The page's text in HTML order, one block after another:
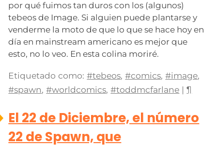
por qué fuimos tan duros con los (algunos)
tebeos de Image. Si alguien puede plantarse y
venderme la moto de que lo que se hace hoy en
día en mainstream americano es mejor que
esto, no lo veo. En esta colina moriré.
Etiquetado como: #tebeos,#comics,#image,
#spawn,#worldcomics,#toddmcfarlane |¶
El 22 de Diciembre, el número
22 de Spawn, que